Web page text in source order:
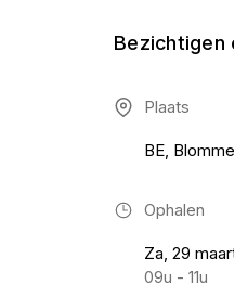
Bezichtigen
Plaats
BE,
Ophalen
Za, 29
09u - 11u